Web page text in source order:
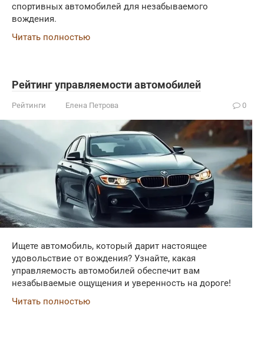
спортивных автомобилей для незабываемого
вождения.
Читать полностью
Рейтинг управляемости автомобилей
Рейтинги Елена Петрова 0
Ищете автомобиль, который дарит настоящее
удовольствие от вождения? Узнайте, какая
управляемость автомобилей обеспечит вам
незабываемые ощущения и уверенность на дороге!
Читать полностью